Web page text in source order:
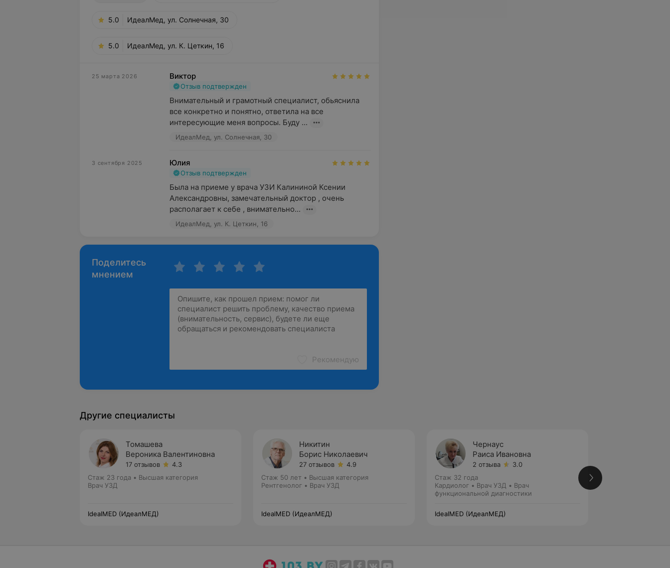
5.0 ИдеалМед, ул. Солнечная, 30
5.0 ИдеалМед, ул. К. Цеткин, 16
25 марта 2026 Виктор
Отзыв подтвержден
Внимательный и грамотный специалист, обьяснила
все конкретно и понятно, ответила на все
интересующие меня вопросы. Буду ...
ИдеалМед, ул. Солнечная, 30
3 сентября 2025 Юлия
Отзыв подтвержден
Была на приеме у врача УЗИ Калининой Ксении
Александровны, замечательный доктор , очень
располагает к себе , внимательно...
ИдеалМед, ул. К. Цеткин, 16
Поделитесь
мнением
Рекомендую
Другие специалисты
Томашева
Вероника Валентиновна
17 отзывов
4.3
Стаж 23 года • Высшая категория
Врач УЗД
IdealMED (ИдеалМЕД)
Никитин
Борис Николаевич
27 отзывов
4.9
Стаж 50 лет • Высшая категория
Рентгенолог • Врач УЗД
IdealMED (ИдеалМЕД)
Чернаус
Раиса Ивановна
2 отзыва
3.0
Стаж 32 года
Кардиолог • Врач УЗД • Врач
функциональной диагностики
IdealMED (ИдеалМЕД)